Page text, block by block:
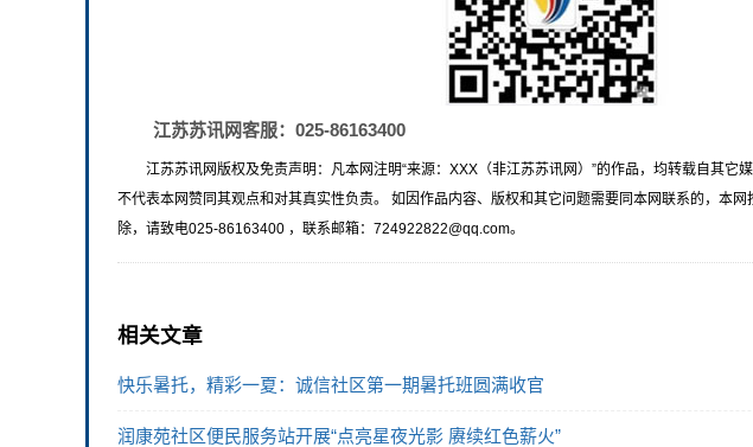
江苏苏讯网客服：025-86163400
江苏苏讯网版权及免责声明：凡本网注明“来源：XXX（非江苏苏讯网）”的作品，均转载自其它
不代表本网赞同其观点和对其真实性负责。 如因作品内容、版权和其它问题需要同本网联系的，本
除，请致电025-86163400 ，联系邮箱：724922822@qq.com。
相关文章
快乐暑托，精彩一夏：诚信社区第一期暑托班圆满收官
润康苑社区便民服务站开展“点亮星夜光影 赓续红色薪火”